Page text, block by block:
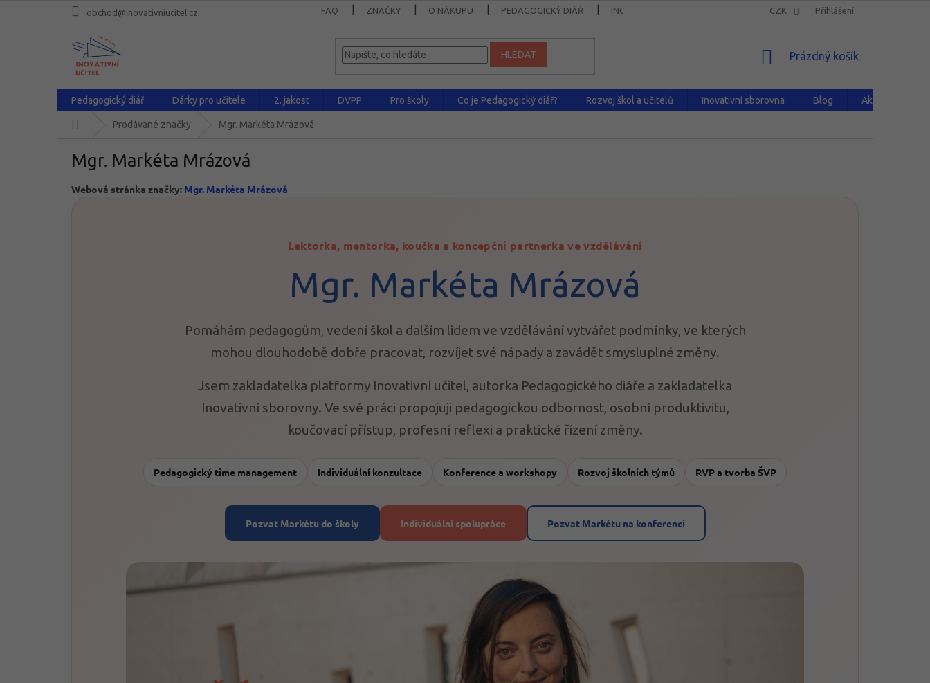
obchod@inovativniucitel.cz FAQ ZNAČKY O NÁKUPU PEDAGOGICKÝ DIÁŘ INOVATIVNÍ SBOROVNA HODNOCENÍ OBCHODU
CZK Přihlášení
HLEDAT
NÁKUPNÍ
Prázdný košík
Pedagogický diář Dárky pro učitele 2. jakost DVPP Pro školy Co je Pedagogický diář? Rozvoj škol a učitelů Inovativní sborovna Blog Aktuality
Prodávané značky Mgr. Markéta Mrázová
Mgr. Markéta Mrázová
Webová stránka značky: Mgr. Markéta Mrázová
Lektorka, mentorka, koučka a koncepční partnerka ve vzdělávání
Mgr. Markéta Mrázová
Pomáhám pedagogům, vedení škol a dalším lidem ve vzdělávání vytvářet podmínky, ve kterých
mohou dlouhodobě dobře pracovat, rozvíjet své nápady a zavádět smysluplné změny.
Jsem zakladatelka platformy Inovativní učitel, autorka Pedagogického diáře a zakladatelka
Inovativní sborovny. Ve své práci propojuji pedagogickou odbornost, osobní produktivitu,
koučovací přístup, profesní reflexi a praktické řízení změny.
Pedagogický time management Individuální konzultace Konference a workshopy Rozvoj školních týmů RVP a tvorba ŠVP
Pozvat Markétu do školy Individuální spolupráce Pozvat Markétu na konferenci